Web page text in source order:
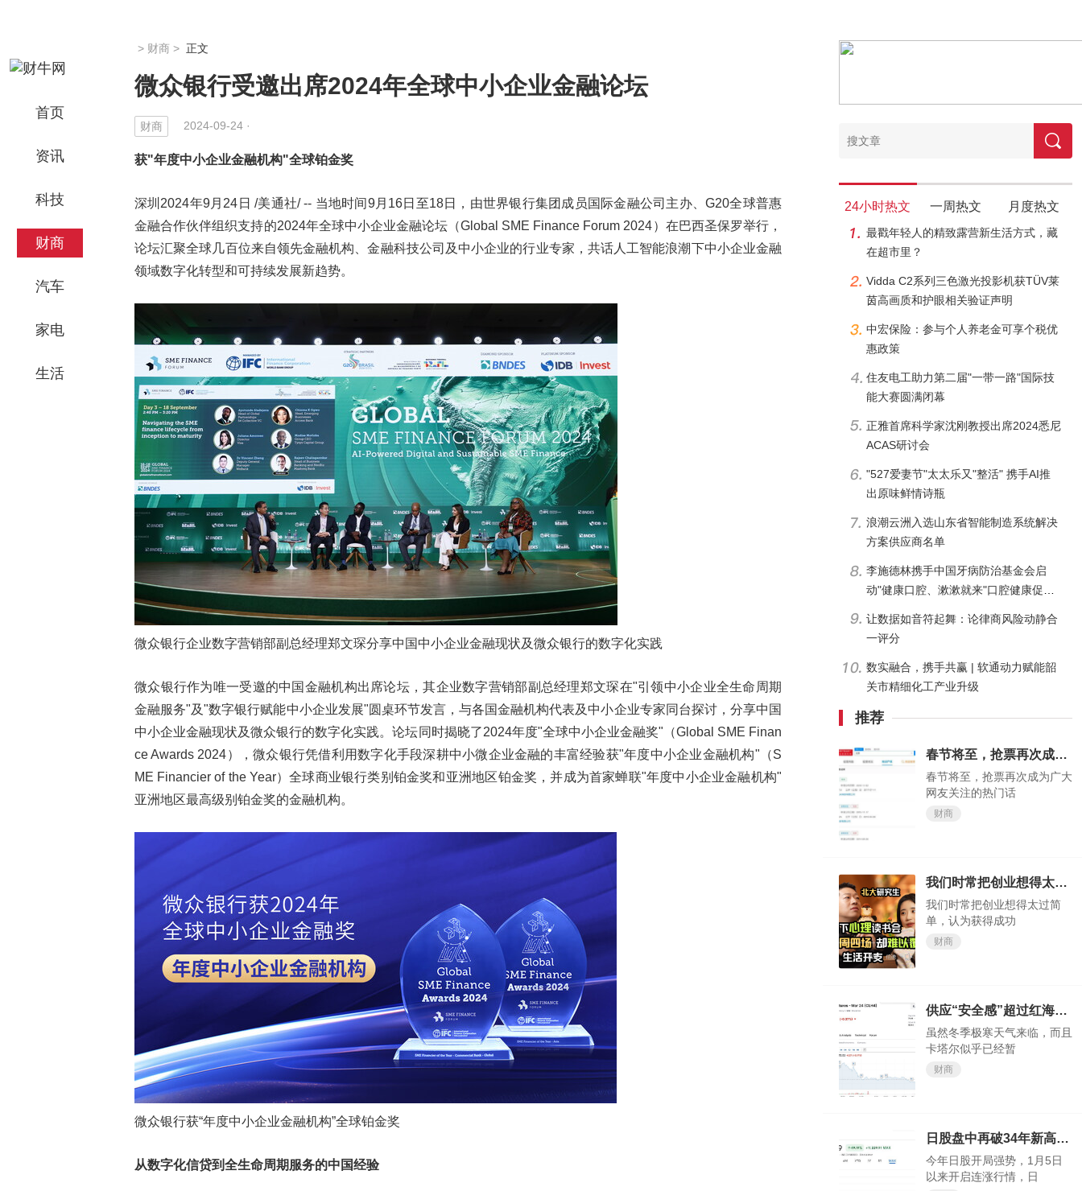
首页
资讯
科技
财商
汽车
家电
生活
> 财商 > 正文
微众银行受邀出席2024年全球中小企业金融论坛
财商 2024-09-24 ·
获"年度中小企业金融机构"全球铂金奖
深圳2024年9月24日 /美通社/ -- 当地时间9月16日至18日，由世界银行集团成员国际金融公司主办、G20全球普惠
金融合作伙伴组织支持的2024年全球中小企业金融论坛（Global SME Finance Forum 2024）在巴西圣保罗举行，
论坛汇聚全球几百位来自领先金融机构、金融科技公司及中小企业的行业专家，共话人工智能浪潮下中小企业金融
领域数字化转型和可持续发展新趋势。
微众银行企业数字营销部副总经理郑文琛分享中国中小企业金融现状及微众银行的数字化实践
微众银行作为唯一受邀的中国金融机构出席论坛，其企业数字营销部副总经理郑文琛在"引领中小企业全生命周期
金融服务"及"数字银行赋能中小企业发展"圆桌环节发言，与各国金融机构代表及中小企业专家同台探讨，分享中国
中小企业金融现状及微众银行的数字化实践。论坛同时揭晓了2024年度"全球中小企业金融奖"（Global SME Finan
ce Awards 2024），微众银行凭借利用数字化手段深耕中小微企业金融的丰富经验获"年度中小企业金融机构"（S
ME Financier of the Year）全球商业银行类别铂金奖和亚洲地区铂金奖，并成为首家蝉联"年度中小企业金融机构"
亚洲地区最高级别铂金奖的金融机构。
微众银行获“年度中小企业金融机构”全球铂金奖
从数字化信贷到全生命周期服务的中国经验
24小时热文 一周热文 月度热文
最戳年轻人的精致露营新生活方式，藏
在超市里？
Vidda C2系列三色激光投影机获TÜV莱
茵高画质和护眼相关验证声明
中宏保险：参与个人养老金可享个税优
惠政策
住友电工助力第二届"一带一路"国际技
能大赛圆满闭幕
正雅首席科学家沈刚教授出席2024悉尼
ACAS研讨会
"527爱妻节"太太乐又"整活" 携手AI推
出原味鲜情诗瓶
浪潮云洲入选山东省智能制造系统解决
方案供应商名单
李施德林携手中国牙病防治基金会启
动"健康口腔、漱漱就来"口腔健康促进
让数据如音符起舞：论律商风险动静合
一评分
数实融合，携手共赢 | 软通动力赋能韶
关市精细化工产业升级
推荐
春节将至，抢票再次成为广大网友关注的热门话题
春节将至，抢票再次成为广大
网友关注的热门话
财商
我们时常把创业想得太过简单，认为获得成功轻而易举
我们时常把创业想得太过简
单，认为获得成功
财商
供应“安全感”超过红海“危机感”？欧洲天然气价格大跌
虽然冬季极寒天气来临，而且
卡塔尔似乎已经暂
财商
日股盘中再破34年新高，今年还涨得动吗？
今年日股开局强势，1月5日
以来开启连涨行情，日